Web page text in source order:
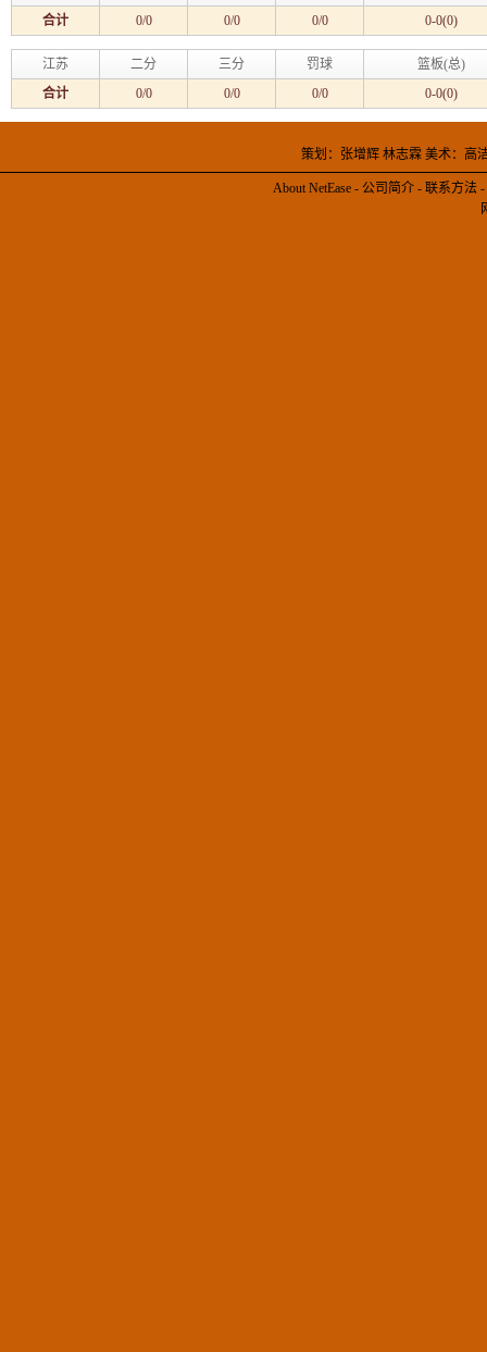
合计
0/0 0/0 0/0 0-0(0)
江苏 二分 三分 罚球
篮板(总)
合计
0/0 0/0 0/0 0-0(0)
策划：张增辉 林志霖 美术：
About NetEase - 公司简介 - 联系方法 -